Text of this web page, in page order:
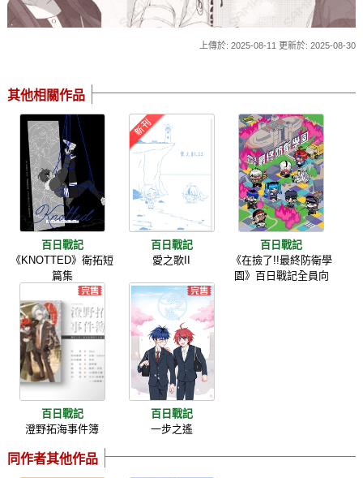
上傳於: 2025-08-11 更新於: 2025-08-30
其他相關作品
百日戰記
《KNOTTED》衛拓短
篇集
百日戰記
愛之歌II
百日戰記
《在撿了!!最終防衛學
園》百日戰記全員向
百日戰記
澄野拓海事件簿
百日戰記
一步之遙
同作者其他作品